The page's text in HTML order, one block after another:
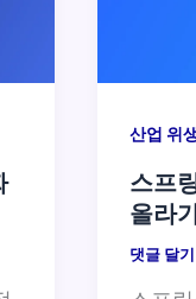
산업 위
스프
올라
댓글 달기